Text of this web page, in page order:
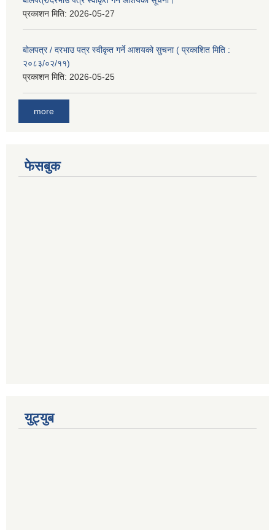
प्रकाशन मिति: 2026-05-27
बोलपत्र / दरभाउ पत्र स्वीकृत गर्ने आशयको सुचना ( प्रकाशित मिति :
२०८३/०२/११)
प्रकाशन मिति: 2026-05-25
more
फेसबुक
युट्युब